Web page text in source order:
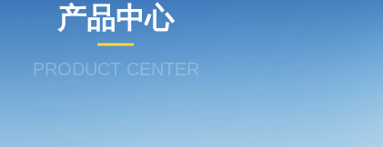
产品中心
PRODUCT CENTER